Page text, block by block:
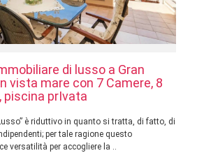
di lusso a Gran
vista mare con 7 Camere, 8
piscina prIvata
è riduttivo in quanto si tratta, di fatto, di
per tale ragione questo
versatilità per accogliere la ..